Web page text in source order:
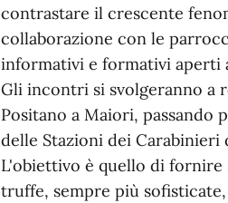
contrastare il crescente
collaborazione con le
informativi e formativi aperti
Gli incontri si svolgeranno a
Positano a Maiori, passando
delle Stazioni dei
L'obiettivo è quello di
truffe, sempre più